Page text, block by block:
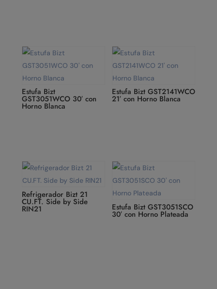
Estufa Bizt
GST3051WCO 30′ con
Horno Blanca
Estufa Bizt GST2141WCO
21′ con Horno Blanca
Refrigerador Bizt 21
CU.FT. Side by Side
RIN21 Estufa Bizt GST3051SCO
30′ con Horno Plateada